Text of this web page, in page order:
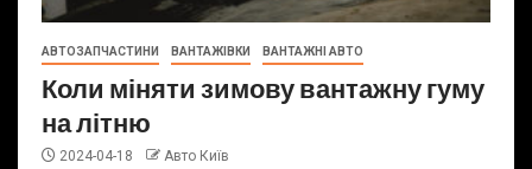
АВТОЗАПЧАСТИНИ ВАНТАЖІВКИ ВАНТАЖНІ АВТО
Коли міняти зимову вантажну гуму
на літню
2024-04-18 Авто Київ